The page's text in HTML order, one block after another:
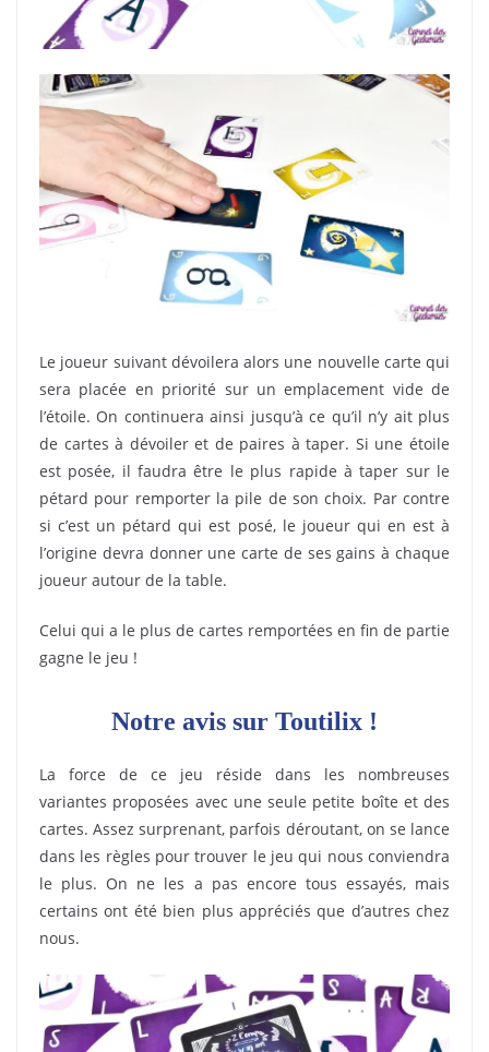
Le joueur suivant dévoilera alors une nouvelle carte qui
sera placée en priorité sur un emplacement vide de
l’étoile. On continuera ainsi jusqu’à ce qu’il n’y ait plus
de cartes à dévoiler et de paires à taper. Si une étoile
est posée, il faudra être le plus rapide à taper sur le
pétard pour remporter la pile de son choix. Par contre
si c’est un pétard qui est posé, le joueur qui en est à
l’origine devra donner une carte de ses gains à chaque
joueur autour de la table.
Celui qui a le plus de cartes remportées en fin de partie
gagne le jeu !
Notre avis sur Toutilix !
La force de ce jeu réside dans les nombreuses
variantes proposées avec une seule petite boîte et des
cartes. Assez surprenant, parfois déroutant, on se lance
dans les règles pour trouver le jeu qui nous conviendra
le plus. On ne les a pas encore tous essayés, mais
certains ont été bien plus appréciés que d’autres chez
nous.